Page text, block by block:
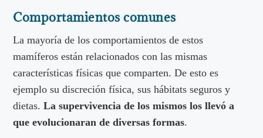
Comportamientos comunes
La mayoría de los comportamientos de estos
mamíferos están relacionados con las mismas
características físicas que comparten. De esto es
ejemplo su discreción física, sus hábitats seguros y
dietas.La supervivencia de los mismos los llevó a
que evolucionaran de diversas formas.